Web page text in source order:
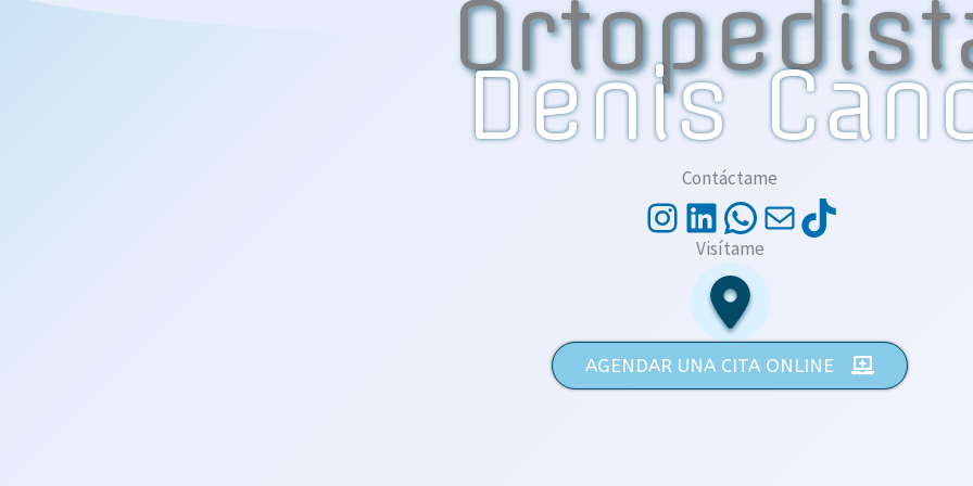
Denis
Contáctame
Instagram
LinkedIn
WhatsApp
Correo
TikTok
Visítame
AGENDAR UNA CITA ONLINE